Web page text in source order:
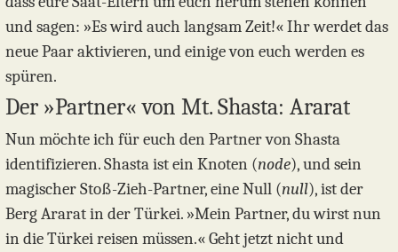
und sagen: »Es wird auch langsam Zeit!« Ihr werdet das
neue Paar aktivieren, und einige von euch werden es
spüren.
Der »Partner« von Mt. Shasta: Ararat
Nun möchte ich für euch den Partner von Shasta
identifizieren. Shasta ist ein Knoten (node), und sein
magischer Stoß-Zieh-Partner, eine Null (null), ist der
Berg Ararat in der Türkei. »Mein Partner, du wirst nun
in die Türkei reisen müssen.« Geht jetzt nicht und